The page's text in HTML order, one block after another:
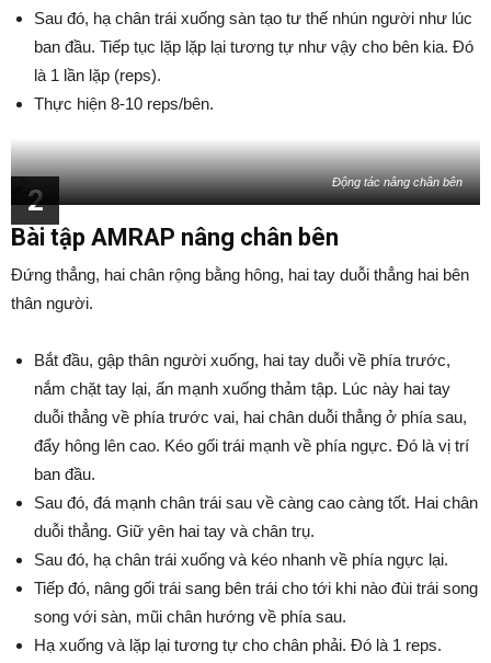
Sau đó, hạ chân trái xuống sàn tạo tư thế nhún người như lúc
ban đầu. Tiếp tục lặp lặp lại tương tự như vậy cho bên kia. Đó
là 1 lần lặp (reps).
Thực hiện 8-10 reps/bên.
2
Động tác nâng chân bên
Bài tập AMRAP nâng chân bên
Đứng thẳng, hai chân rộng bằng hông, hai tay duỗi thẳng hai bên
thân người.
Bắt đầu, gập thân người xuống, hai tay duỗi về phía trước,
nắm chặt tay lại, ấn mạnh xuống thảm tập. Lúc này hai tay
duỗi thẳng về phía trước vai, hai chân duỗi thẳng ở phía sau,
đẩy hông lên cao. Kéo gối trái mạnh về phía ngực. Đó là vị trí
ban đầu.
Sau đó, đá mạnh chân trái sau về càng cao càng tốt. Hai chân
duỗi thẳng. Giữ yên hai tay và chân trụ.
Sau đó, hạ chân trái xuống và kéo nhanh về phía ngực lại.
Tiếp đó, nâng gối trái sang bên trái cho tới khi nào đùi trái song
song với sàn, mũi chân hướng về phía sau.
Hạ xuống và lặp lại tương tự cho chân phải. Đó là 1 reps.